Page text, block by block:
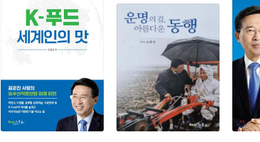
영을 촉구하였다.
1953년 6.25 전쟁 중 변산의 울금바위 아랫마을
어린 시절 “우리는 왜 가난한가”라는 의문을 가지
전주고등학교를 졸업하고, 경희대학교 치과대학
국방송통신대학교 법학과를 졸업하고 방송대 운
과 방송을 통해 국민건강증진과 건강한 사회 만들